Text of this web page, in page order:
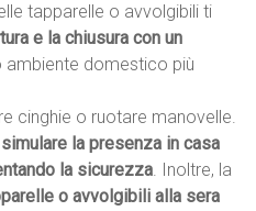
tapparelle o avvolgibili ti
e la chiusura con un
ambiente domestico più
cinghie o ruotare manovelle.
simulare la presenza in casa
la sicurezza. Inoltre, la
o avvolgibili alla sera